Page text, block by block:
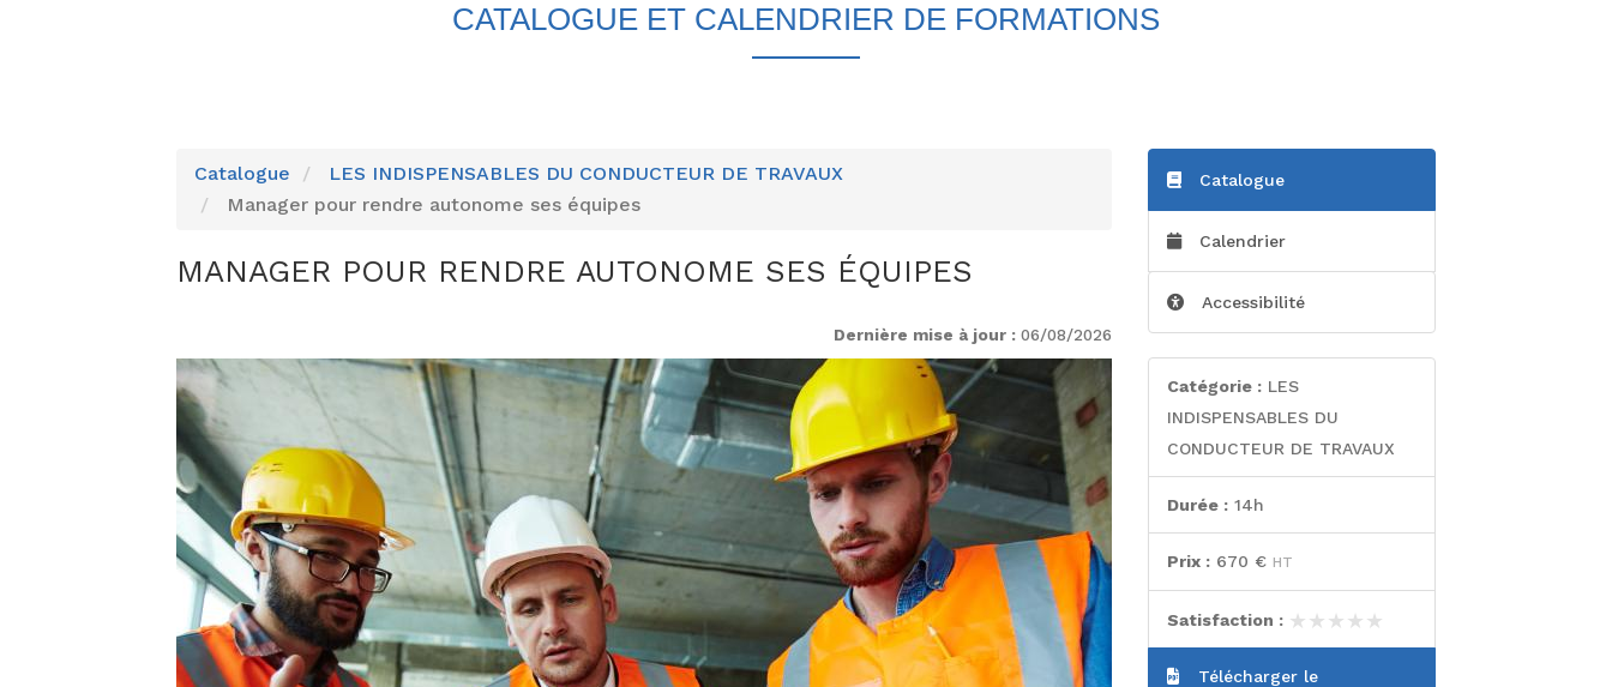
CATALOGUE ET CALENDRIER DE FORMATIONS
Catalogue
LES INDISPENSABLES DU CONDUCTEUR DE TRAVAUX
Manager pour rendre autonome ses équipes
MANAGER POUR RENDRE AUTONOME SES ÉQUIPES
Dernière mise à jour : 06/08/2026
Catalogue
Calendrier
Accessibilité
Catégorie : LES
INDISPENSABLES DU
CONDUCTEUR DE TRAVAUX
Durée : 14h
Prix : 670 € HT
Satisfaction : ★★★★★
★★★★★
Télécharger le